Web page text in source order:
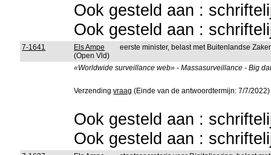
Ook gesteld aan :
Ook gesteld aan :
7-1641
Els Ampe
(Open Vld)
eerste minister, belast met Buitenlandse
«Worldwide surveillance web» - Massasurveillance - Big
Verzendingvraag (Einde van de antwoordtermijn: 7/7/2022)
Ook gesteld aan :
Ook gesteld aan :